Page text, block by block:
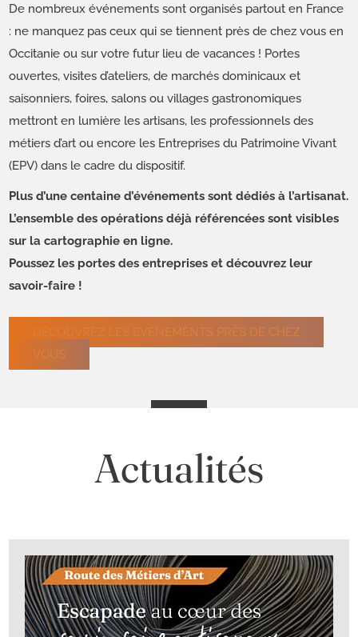
De nombreux événements sont organisés partout en France
: ne manquez pas ceux qui se tiennent près de chez vous en
Occitanie ou sur votre futur lieu de vacances ! Portes
ouvertes, visites d’ateliers, de marchés dominicaux et
saisonniers, foires, salons ou villages gastronomiques
mettront en lumière les artisans, les professionnels des
métiers d’art ou encore les Entreprises du Patrimoine Vivant
(EPV) dans le cadre du dispositif.
Plus d’une centaine d’événements sont dédiés à l’artisanat.
L’ensemble des opérations déjà référencées sont visibles
sur la cartographie en ligne.
Poussez les portes des entreprises et découvrez leur
savoir-faire !
DÉCOUVREZ LES ÉVÉNEMENTS PRÈS DE CHEZ
VOUS
Actualités